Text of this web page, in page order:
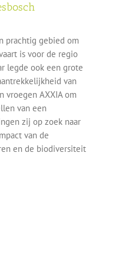
prachtig gebied om
is voor de regio
legde ook een grote
van
vroegen AXXIA om
van een
zij op zoek naar
van de
en de biodiversiteit